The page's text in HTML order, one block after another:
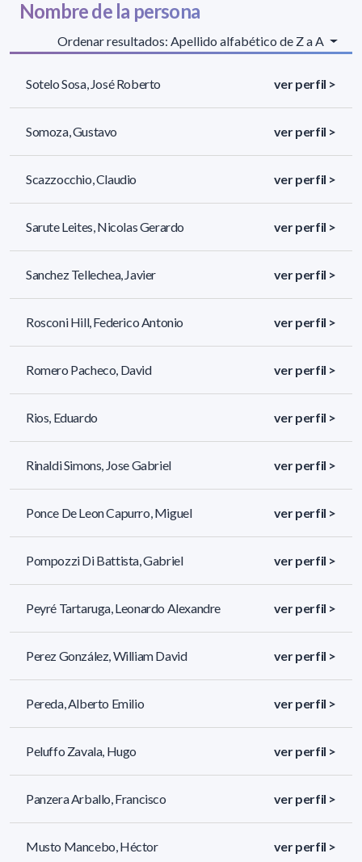
Nombre de la persona
Ordenar resultados: Apellido alfabético de Z a A
Sotelo Sosa, José Roberto ver perfil >
Somoza, Gustavo ver perfil >
Scazzocchio, Claudio ver perfil >
Sarute Leites, Nicolas Gerardo ver perfil >
Sanchez Tellechea, Javier ver perfil >
Rosconi Hill, Federico Antonio ver perfil >
Romero Pacheco, David ver perfil >
Rios, Eduardo ver perfil >
Rinaldi Simons, Jose Gabriel ver perfil >
Ponce De Leon Capurro, Miguel ver perfil >
Pompozzi Di Battista, Gabriel ver perfil >
Peyré Tartaruga, Leonardo Alexandre ver perfil >
Perez González, William David ver perfil >
Pereda, Alberto Emilio ver perfil >
Peluffo Zavala, Hugo ver perfil >
Panzera Arballo, Francisco ver perfil >
Musto Mancebo, Héctor ver perfil >